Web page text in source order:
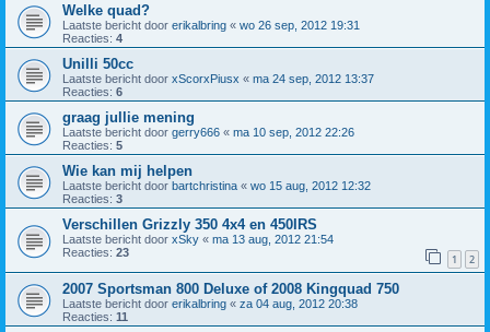
Welke quad?
Laatste bericht door erikalbring « wo 26 sep, 2012 19:31
Reacties: 4
Unilli 50cc
Laatste bericht door xScorxPiusx « ma 24 sep, 2012 13:37
Reacties: 6
graag jullie mening
Laatste bericht door gerry666 « ma 10 sep, 2012 22:26
Reacties: 5
Wie kan mij helpen
Laatste bericht door bartchristina « wo 15 aug, 2012 12:32
Reacties: 3
Verschillen Grizzly 350 4x4 en 450IRS
Laatste bericht door xSky « ma 13 aug, 2012 21:54
Reacties: 23 1 2
2007 Sportsman 800 Deluxe of 2008 Kingquad 750
Laatste bericht door erikalbring « za 04 aug, 2012 20:38
Reacties: 11